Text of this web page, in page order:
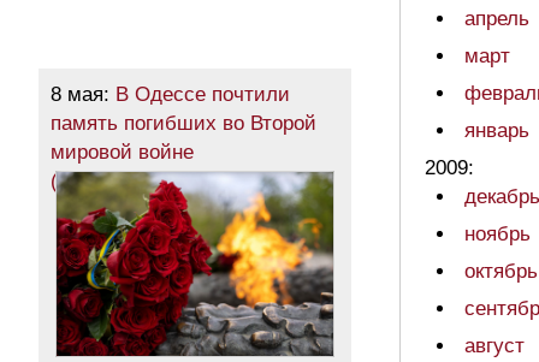
8 мая: В Одессе почтили
память погибших во Второй
мировой войне
(фоторепортаж)
апрель
март
январь
2009:
декабрь
ноябрь
октябрь
август